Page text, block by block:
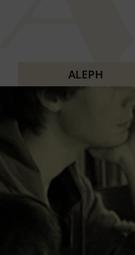
ALEPH